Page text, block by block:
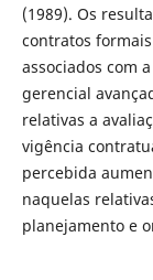
(1989). Os
contratos
associados com
gerencial
relativas a
vigência
percebida
naquelas
planejamento e